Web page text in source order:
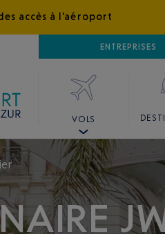
accès à l'aéroport
ENTREPRISES
D'AZUR
VOLS